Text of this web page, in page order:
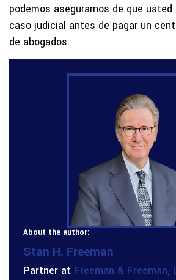
podemos asegurarnos de que usted
caso judicial antes de pagar un
de abogados.
About the author:
Stan H. Freeman
Partner at Freeman & Freeman,